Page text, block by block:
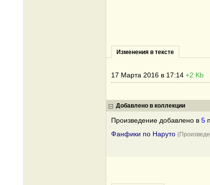
Изменения в тексте
17 Марта 2016 в 17:14 +2 Kb
Добавлено в коллекции
Произведение добавлено в 5
Фанфики по Наруто